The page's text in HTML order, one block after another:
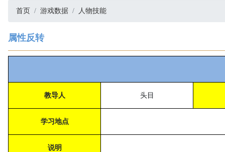
首页 游戏数据 人物技能
属性反转
教导人 头目
学习地点
说明